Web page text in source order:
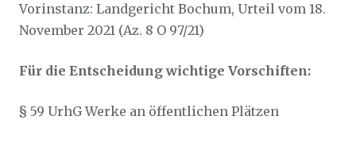
Vorinstanz: Landgericht Bochum, Urteil vom 18.
November 2021 (Az. 8 O 97/21)
Für die Entscheidung wichtige Vorschiften:
§ 59 UrhG Werke an öffentlichen Plätzen